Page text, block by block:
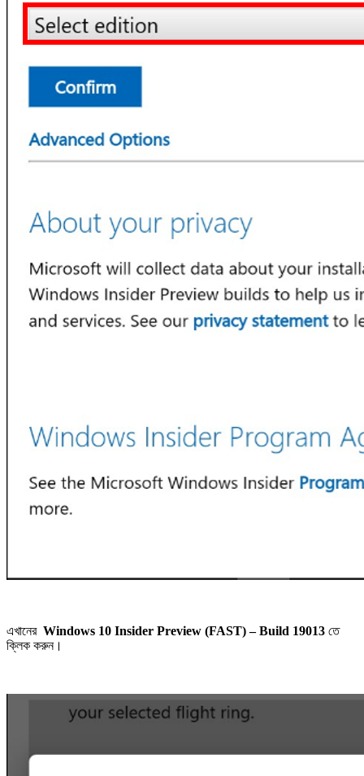
এখানেরWindows 10 Insider Preview (FAST) – Build 19013 তে
ক্লিক করুন।